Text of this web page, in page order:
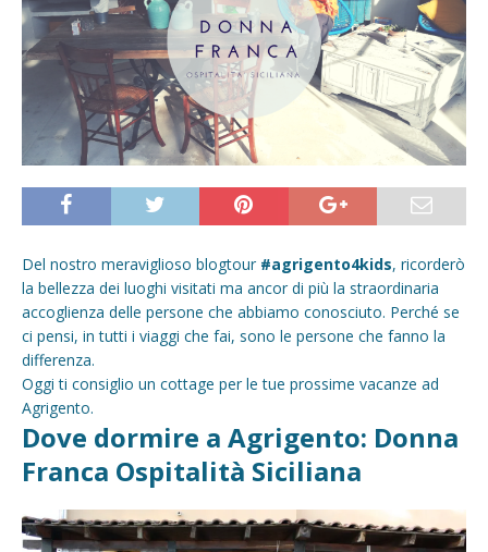
Del nostro meraviglioso blogtour #agrigento4kids, ricorderò
la bellezza dei luoghi visitati ma ancor di più la straordinaria
accoglienza delle persone che abbiamo conosciuto. Perché se
ci pensi, in tutti i viaggi che fai, sono le persone che fanno la
differenza.
Oggi ti consiglio un cottage per le tue prossime vacanze ad
Agrigento.
Dove dormire a Agrigento: Donna
Franca Ospitalità Siciliana